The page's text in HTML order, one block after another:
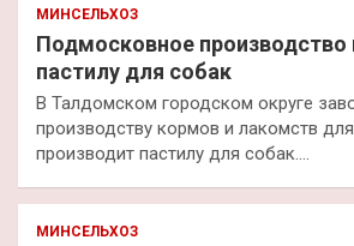
МИНСЕЛЬХОЗ
Подмосковное производство
пастилу для собак
В Талдомском городском округе
производству кормов и лакомств
производит пастилу для собак.…
МИНСЕЛЬХОЗ